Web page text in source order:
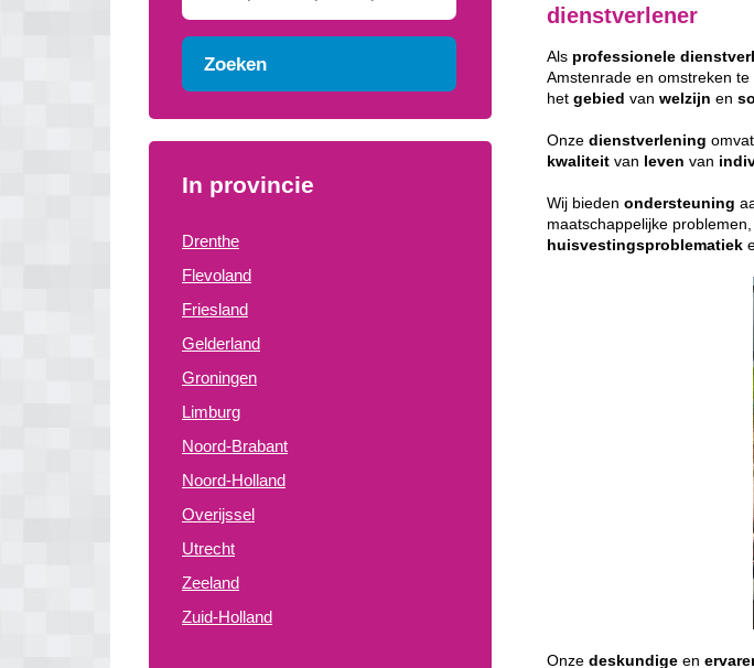
Zoeken
In provincie
Drenthe
Flevoland
Friesland
Gelderland
Groningen
Limburg
Noord-Brabant
Noord-Holland
Overijssel
Utrecht
Zeeland
Zuid-Holland
dienstverlener
Als professionele
Amstenrade en omstreken te
hetgebied vanwelzijn en
Onzedienstverlening
kwaliteit van leven van
Wij biedenondersteuning
maatschappelijke
huisvestingsproblematiek
Onzedeskundige en